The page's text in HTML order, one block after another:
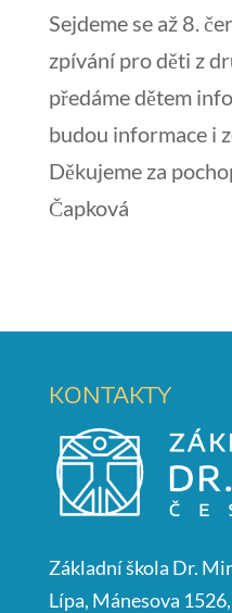
Sejdeme se až 8.
zpívání pro děti z
předáme dětem
budou informace i
Děkujeme za
Čapková
KONTAKTY
Základní škola Dr.
Lípa, Mánesova